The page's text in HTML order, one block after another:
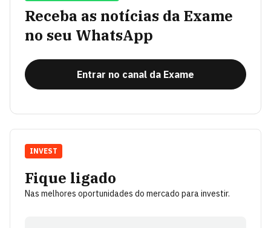
Receba as notícias da Exame
no seu WhatsApp
Entrar no canal da Exame
Fique ligado
Nas melhores oportunidades do mercado para investir.
INVEST